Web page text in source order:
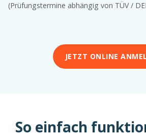
(Prüfungstermine abhängig von TÜV /
JETZT ONLINE
So einfach